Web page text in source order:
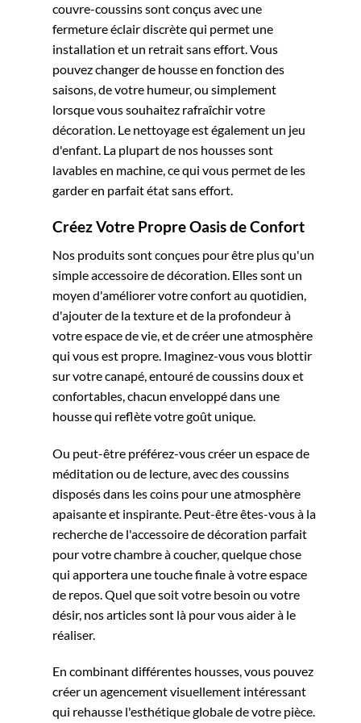
couvre-coussins sont conçus avec une
fermeture éclair discrète qui permet une
installation et un retrait sans effort. Vous
pouvez changer de housse en fonction des
saisons, de votre humeur, ou simplement
lorsque vous souhaitez rafraîchir votre
décoration. Le nettoyage est également un jeu
d'enfant. La plupart de nos housses sont
lavables en machine, ce qui vous permet de les
garder en parfait état sans effort.
Créez Votre Propre Oasis de Confort
Nos produits sont conçues pour être plus qu'un
simple accessoire de décoration. Elles sont un
moyen d'améliorer votre confort au quotidien,
d'ajouter de la texture et de la profondeur à
votre espace de vie, et de créer une atmosphère
qui vous est propre. Imaginez-vous vous blottir
sur votre canapé, entouré de coussins doux et
confortables, chacun enveloppé dans une
housse qui reflète votre goût unique.
Ou peut-être préférez-vous créer un espace de
méditation ou de lecture, avec des coussins
disposés dans les coins pour une atmosphère
apaisante et inspirante. Peut-être êtes-vous à la
recherche de l'accessoire de décoration parfait
pour votre chambre à coucher, quelque chose
qui apportera une touche finale à votre espace
de repos. Quel que soit votre besoin ou votre
désir, nos articles sont là pour vous aider à le
réaliser.
En combinant différentes housses, vous pouvez
créer un agencement visuellement intéressant
qui rehausse l'esthétique globale de votre pièce.